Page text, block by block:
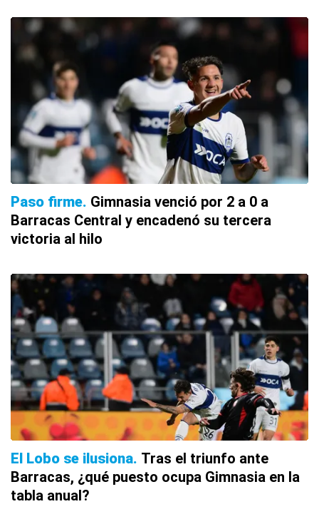
Paso firme Gimnasia venció por 2 a 0 a
Barracas Central y encadenó su tercera
victoria al hilo
El Lobo se ilusiona Tras el triunfo ante
Barracas, ¿qué puesto ocupa Gimnasia en la
tabla anual?